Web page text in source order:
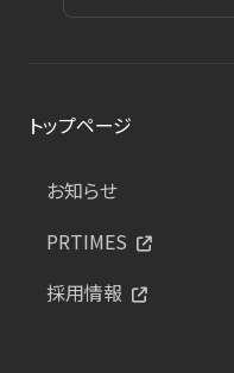
トップページ
お知らせ
PRTIMES
採用情報